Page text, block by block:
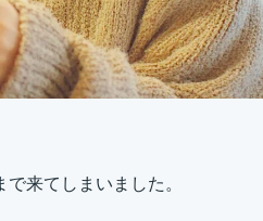
来てしまいました。